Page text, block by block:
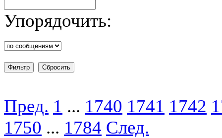
Упорядочить:
Пред. 1 ... 1740 1741 1742
1750 ... 1784 След.